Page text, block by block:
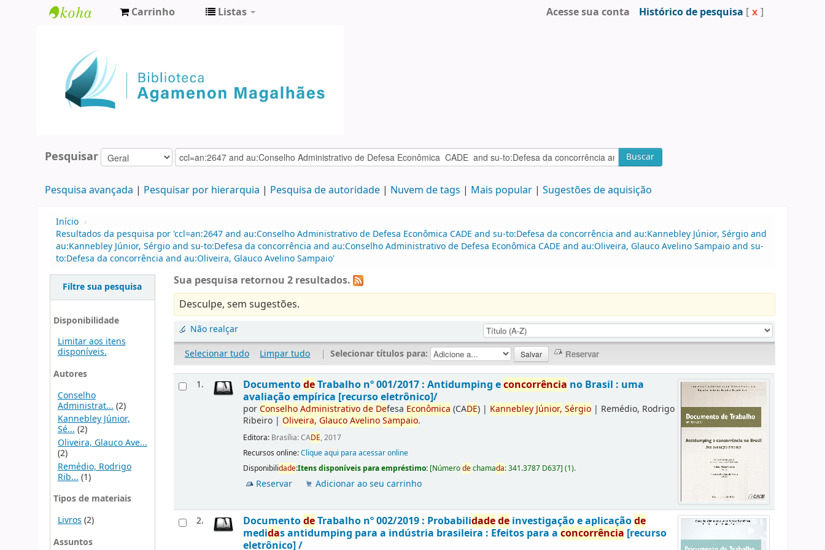
Agamenon
Magalhães
Carrinho Listas Acesse sua conta Histórico de pesquisa [ x ]
Pesquisar Buscar
Pesquisa avançada Pesquisar por hierarquia Pesquisa de autoridade Nuvem de tags Mais popular Sugestões de aquisição
Início ›
Resultados da pesquisa por 'ccl=an:2647 and au:Conselho Administrativo de Defesa Econômica CADE and su-to:Defesa da concorrência and au:Kannebley Júnior, Sérgio and
au:Kannebley Júnior, Sérgio and su-to:Defesa da concorrência and au:Conselho Administrativo de Defesa Econômica CADE and au:Oliveira, Glauco Avelino Sampaio and su-
to:Defesa da concorrência and au:Oliveira, Glauco Avelino Sampaio'
Filtre sua pesquisa
Disponibilidade
Limitar aos itens
disponíveis.
Autores
Conselho
Administrat... (2)
Kannebley Júnior,
Sé...(2)
Oliveira, Glauco Ave...
(2)
Remédio, Rodrigo
Rib... (1)
Tipos de materiais
Livros (2)
Assuntos
Sua pesquisa retornou 2 resultados.
Desculpe, sem sugestões.
Não realçar
Selecionar tudo
Limpar tudo | Selecionar títulos para:
1. DocumentodeTrabalho nº 001/2017 : Antidumping econcorrência no Brasil : uma
avaliação empírica [recurso eletrônico]/
porConselhoAdministrativode Defesa Econômica (CADE) | KannebleyJúnior, Sérgio | Remédio, Rodrigo
Ribeiro |Oliveira, GlaucoAvelinoSampaio.
Editora: Brasília: CADE, 2017
Recursos online:Clique aqui para acessar online
Disponibilidade:Itens disponíveis para empréstimo: [Númerodechamada:341.3787 D637](1).
Reservar Adicionar ao seu carrinho
2. DocumentodeTrabalho nº 002/2019 : Probabilidadede investigação e aplicaçãode
medidas antidumping para a indústria brasileira : Efeitos para aconcorrência [recurso
eletrônico] /